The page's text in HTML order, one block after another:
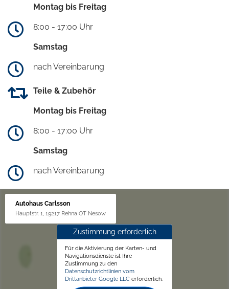
Montag bis Freitag
8:00 - 17:00 Uhr
Samstag
nach Vereinbarung
Teile & Zubehör
Montag bis Freitag
8:00 - 17:00 Uhr
Samstag
nach Vereinbarung
Autohaus Carlsson
Hauptstr. 1, 19217 Rehna OT Nesow
Zustimmung erforderlich
Für die Aktivierung der Karten- und
Navigationsdienste ist Ihre
Zustimmung zu den
Datenschutzrichtlinien vom
Drittanbieter Google LLC erforderlich.